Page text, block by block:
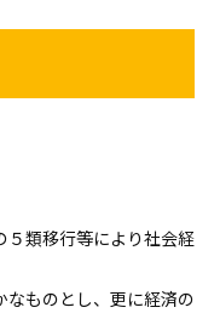
５類移行等により社会経
ものとし、更に経済の